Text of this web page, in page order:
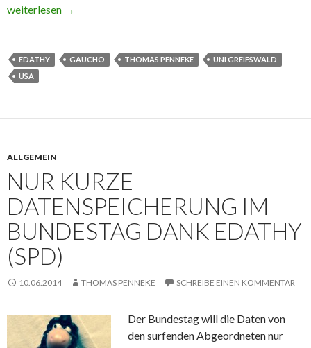
Rückblick
weiterlesen →
EDATHY GAUCHO THOMAS PENNEKE
UNI GREIFSWALD
USA
ALLGEMEIN
NUR KURZE
DATENSPEICHERUNG IM
BUNDESTAG DANK EDATHY
(SPD)
10.06.2014 THOMAS PENNEKE SCHREIBE EINEN KOMMENTAR
Der Bundestag will die Daten von
den surfenden Abgeordneten nur